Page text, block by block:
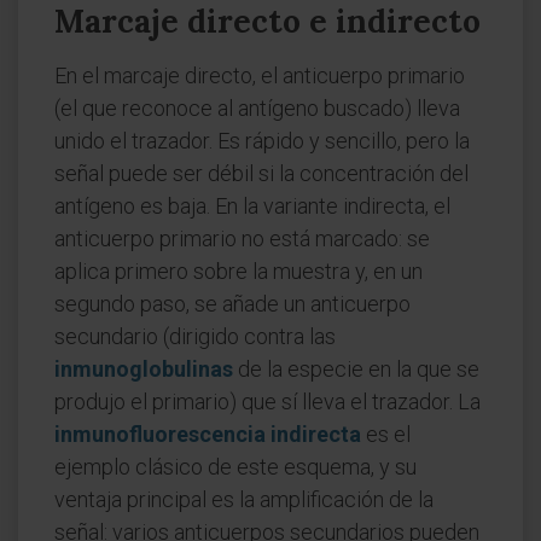
Marcaje directo e indirecto
En el marcaje directo, el anticuerpo primario
(el que reconoce al antígeno buscado) lleva
unido el trazador. Es rápido y sencillo, pero la
señal puede ser débil si la concentración del
antígeno es baja. En la variante indirecta, el
anticuerpo primario no está marcado: se
aplica primero sobre la muestra y, en un
segundo paso, se añade un anticuerpo
secundario (dirigido contra las
inmunoglobulinas de la especie en la que se
produjo el primario) que sí lleva el trazador. La
inmunofluorescencia indirecta es el
ejemplo clásico de este esquema, y su
ventaja principal es la amplificación de la
señal: varios anticuerpos secundarios pueden